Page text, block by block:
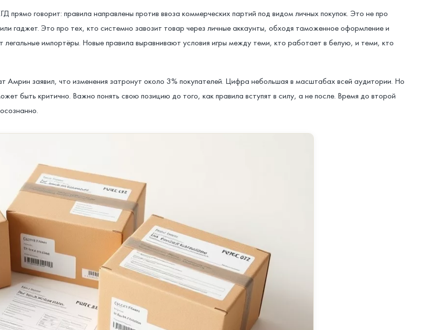
прямо говорит: правила направлены против ввоза коммерческих партий под видом личных покупок. Это не про
гаджет. Это про тех, кто системно завозит товар через личные аккаунты, обходя таможенное оформление и
легальные импортёры. Новые правила выравнивают условия игры между теми, кто работает в белую, и теми, кто
Амрин заявил, что изменения затронут около 3% покупателей. Цифра небольшая в масштабах всей аудитории. Но
быть критично. Важно понять свою позицию до того, как правила вступят в силу, а не после. Время до второй